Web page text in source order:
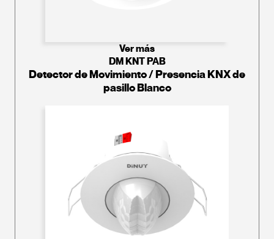
Ver más
DM KNT PAB
Detector de Movimiento / Presencia KNX de
pasillo Blanco